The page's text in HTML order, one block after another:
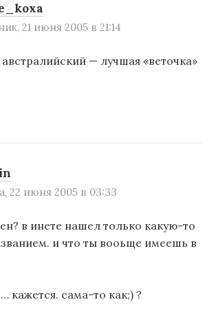
21 июня 2005 в 21:14
— лучшая «веточка»
22 июня 2005 в 03:33
в инете нашел только какую-то
и что ты вооьще имеешь в
кажется. сама-то как;) ?